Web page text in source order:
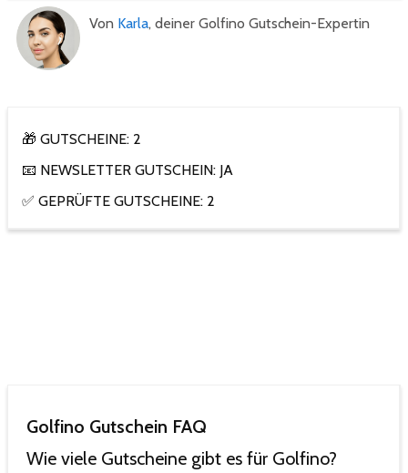
Von Karla, deiner Golfino Gutschein-Expertin
🎁 GUTSCHEINE: 2
📧 NEWSLETTER GUTSCHEIN: JA
✅ GEPRÜFTE GUTSCHEINE: 2
Golfino Gutschein FAQ
Wie viele Gutscheine gibt es für Golfino?